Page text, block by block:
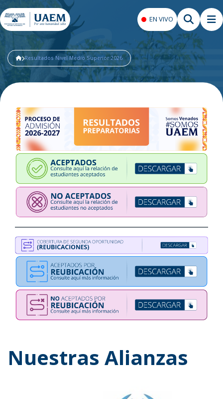
EN VIVO
Resultados Nivel Medio Superior 2026
Nuestras Alianzas